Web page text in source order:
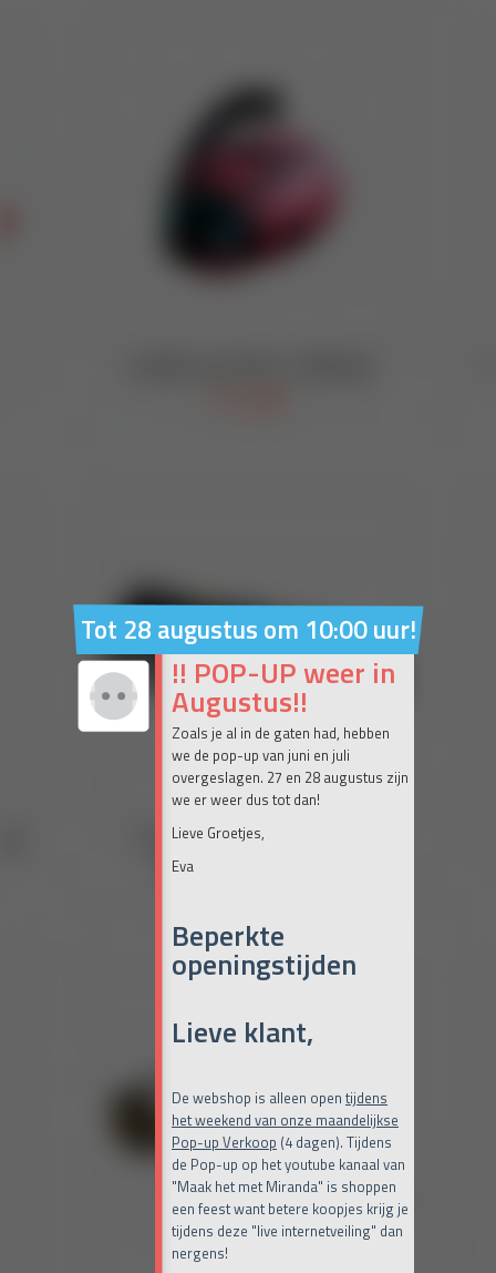
Tot 28 augustus om 10:00 uur!
!! POP-UP weer in
Augustus!!
Zoals je al in de gaten had, hebben
we de pop-up van juni en juli
overgeslagen. 27 en 28 augustus zijn
we er weer dus tot dan!
Lieve Groetjes,
Eva
Beperkte
openingstijden
Lieve klant,
De webshop is alleen open tijdens
het weekend van onze maandelijkse
Pop-up Verkoop (4 dagen). Tijdens
de Pop-up op het youtube kanaal van
"Maak het met Miranda" is shoppen
een feest want betere koopjes krijg je
tijdens deze "live internetveiling" dan
nergens!